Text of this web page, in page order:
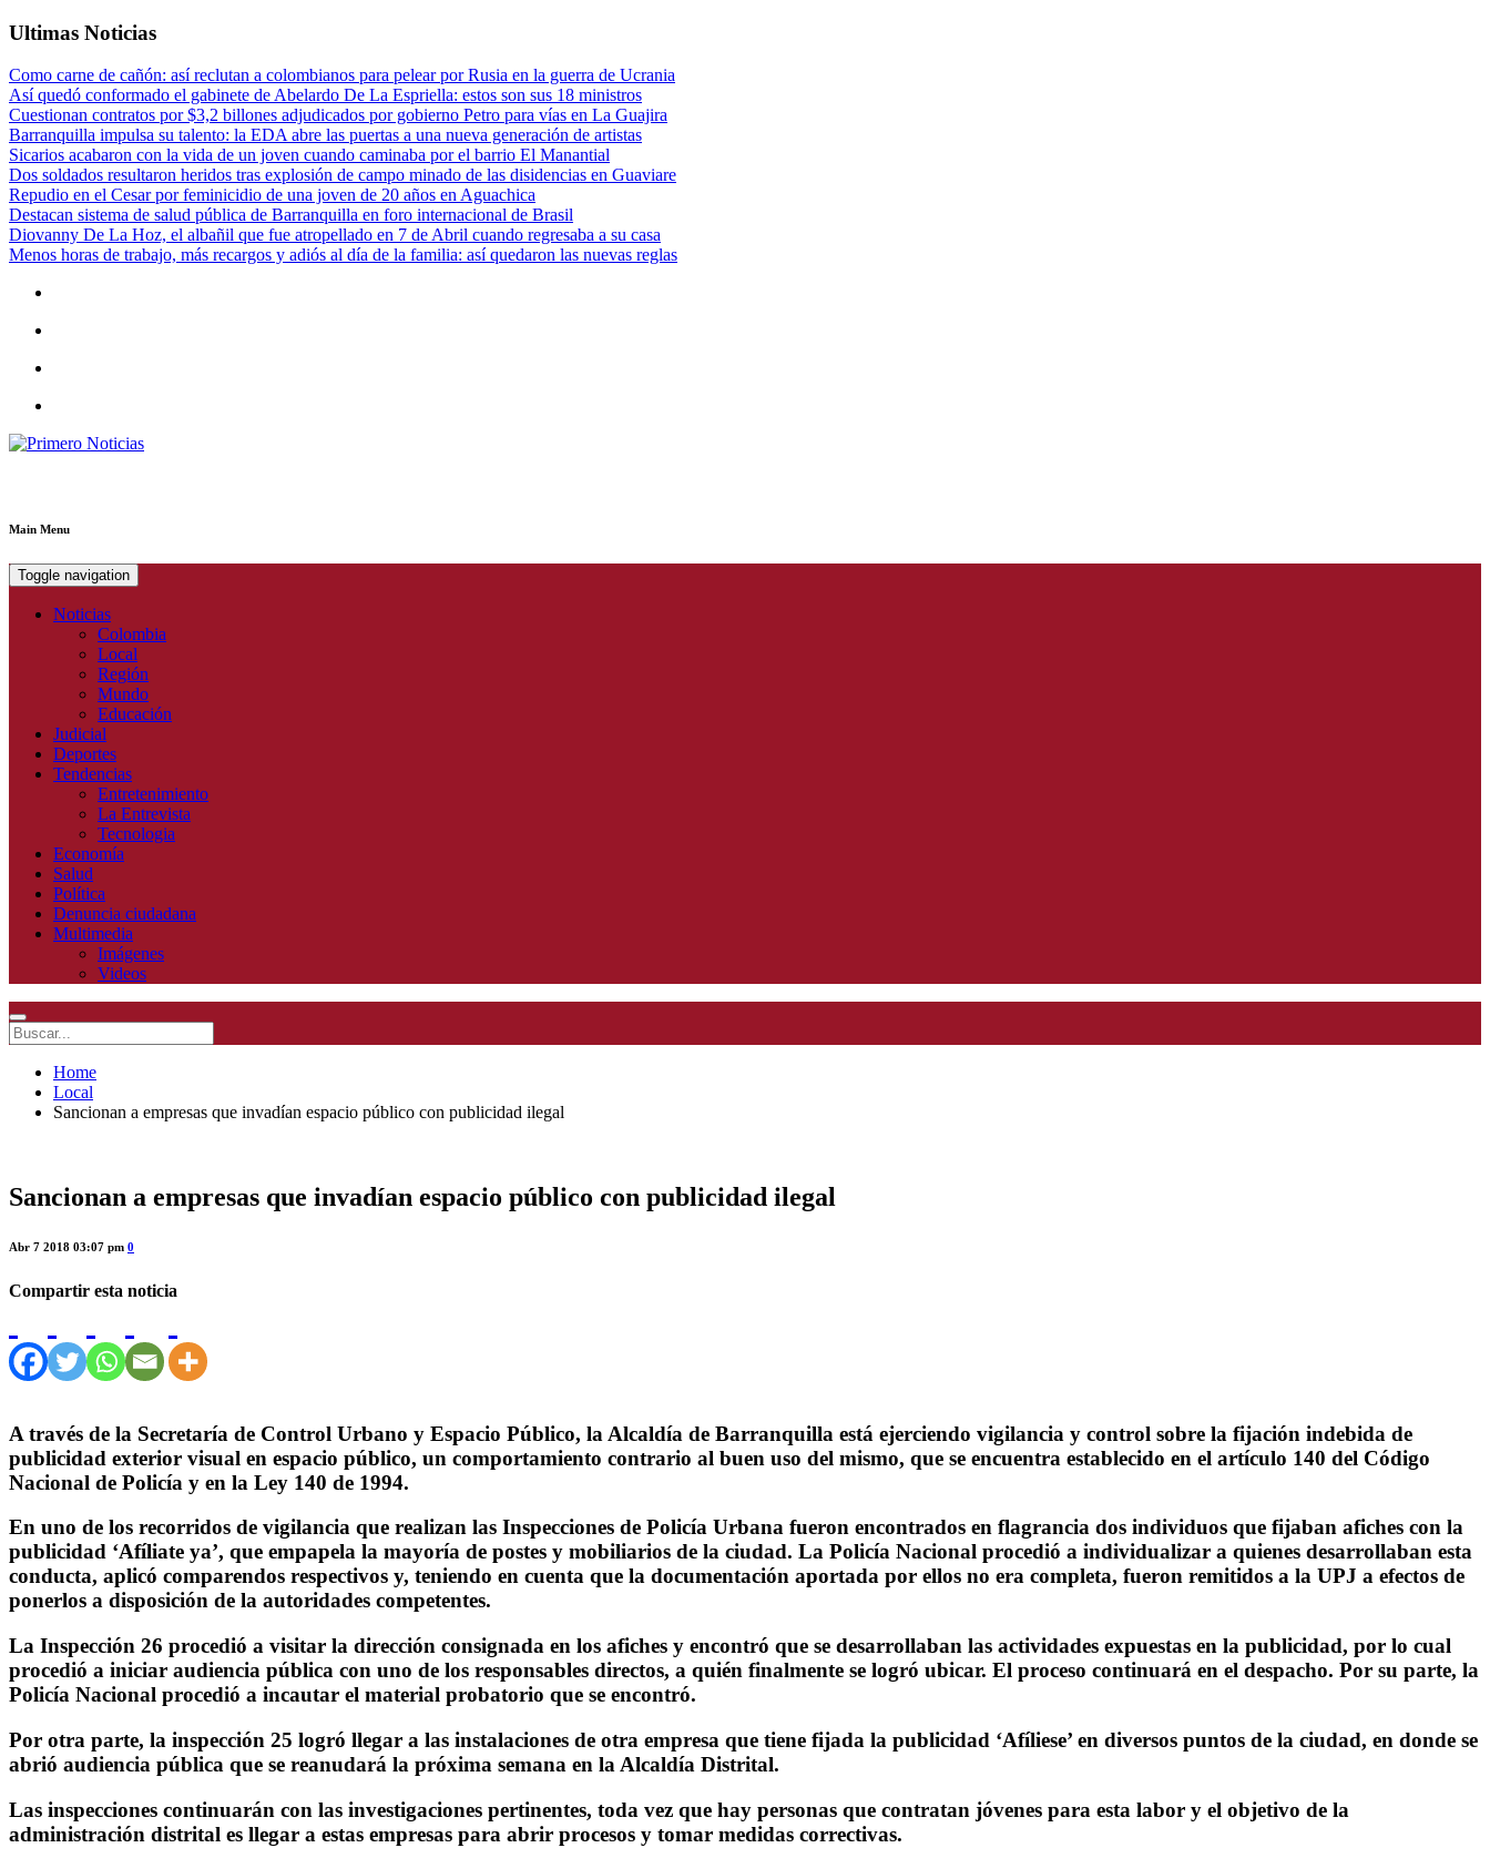
Ultimas Noticias
Como carne de cañón: así reclutan a colombianos para pelear por Rusia en la guerra de Ucrania
Así quedó conformado el gabinete de Abelardo De La Espriella: estos son sus 18 ministros
Cuestionan contratos por $3,2 billones adjudicados por gobierno Petro para vías en La Guajira
Barranquilla impulsa su talento: la EDA abre las puertas a una nueva generación de artistas
Sicarios acabaron con la vida de un joven cuando caminaba por el barrio El Manantial
Dos soldados resultaron heridos tras explosión de campo minado de las disidencias en Guaviare
Repudio en el Cesar por feminicidio de una joven de 20 años en Aguachica
Destacan sistema de salud pública de Barranquilla en foro internacional de Brasil
Diovanny De La Hoz, el albañil que fue atropellado en 7 de Abril cuando regresaba a su casa
Menos horas de trabajo, más recargos y adiós al día de la familia: así quedaron las nuevas reglas
Main Menu
Toggle navigation
Noticias
Colombia
Local
Región
Mundo
Educación
Judicial
Deportes
Tendencias
Entretenimiento
La Entrevista
Tecnologia
Economía
Salud
Política
Denuncia ciudadana
Multimedia
Imágenes
Videos
Home
Local
Sancionan a empresas que invadían espacio público con publicidad ilegal
Sancionan a empresas que invadían espacio público con publicidad ilegal
Abr 7 2018 03:07 pm 0
Compartir esta noticia
A través de la Secretaría de Control Urbano y Espacio Público, la Alcaldía de Barranquilla está ejerciendo vigilancia y control sobre la fijación indebida de
publicidad exterior visual en espacio público, un comportamiento contrario al buen uso del mismo, que se encuentra establecido en el artículo 140 del Código
Nacional de Policía y en la Ley 140 de 1994.
En uno de los recorridos de vigilancia que realizan las Inspecciones de Policía Urbana fueron encontrados en flagrancia dos individuos que fijaban afiches con la
publicidad ‘Afíliate ya’, que empapela la mayoría de postes y mobiliarios de la ciudad. La Policía Nacional procedió a individualizar a quienes desarrollaban esta
conducta, aplicó comparendos respectivos y, teniendo en cuenta que la documentación aportada por ellos no era completa, fueron remitidos a la UPJ a efectos de
ponerlos a disposición de la autoridades competentes.
La Inspección 26 procedió a visitar la dirección consignada en los afiches y encontró que se desarrollaban las actividades expuestas en la publicidad, por lo cual
procedió a iniciar audiencia pública con uno de los responsables directos, a quién finalmente se logró ubicar. El proceso continuará en el despacho. Por su parte, la
Policía Nacional procedió a incautar el material probatorio que se encontró.
Por otra parte, la inspección 25 logró llegar a las instalaciones de otra empresa que tiene fijada la publicidad ‘Afíliese’ en diversos puntos de la ciudad, en donde se
abrió audiencia pública que se reanudará la próxima semana en la Alcaldía Distrital.
Las inspecciones continuarán con las investigaciones pertinentes, toda vez que hay personas que contratan jóvenes para esta labor y el objetivo de la
administración distrital es llegar a estas empresas para abrir procesos y tomar medidas correctivas.